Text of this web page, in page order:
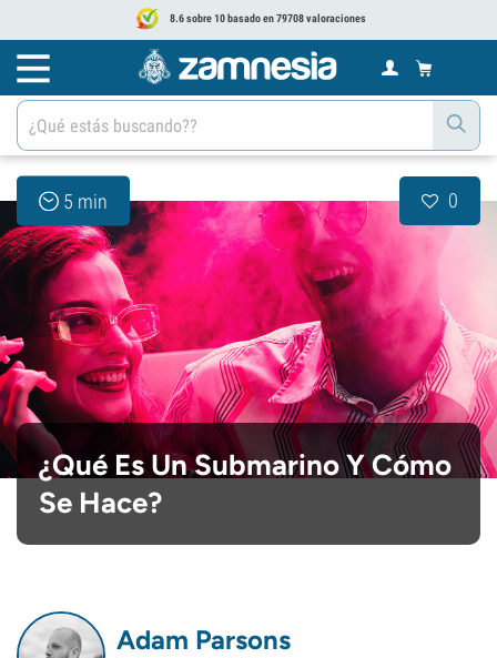
8.6 sobre 10 basado en 79708 valoraciones
5 min 0
¿Qué Es Un Submarino Y Cómo
Se Hace?
Adam Parsons